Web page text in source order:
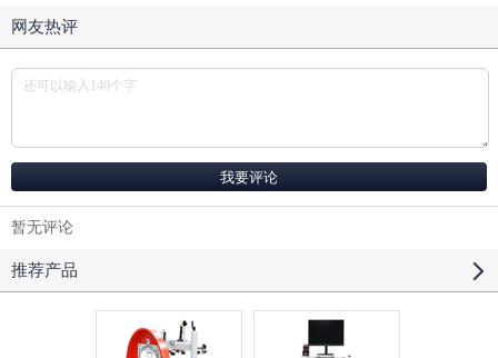
网友热评
暂无评论
推荐产品